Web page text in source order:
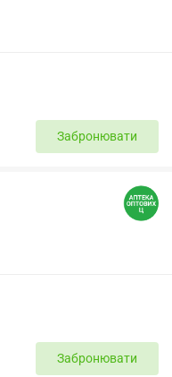
Забронювати
Забронювати